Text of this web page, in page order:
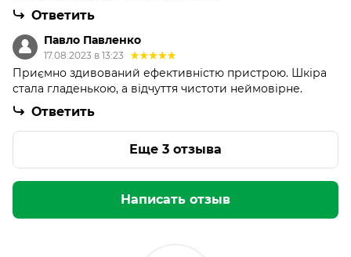
Ответить
Павло Павленко
17.08.2023 в 13:23
Приємно здивований ефективністю пристрою. Шкіра
стала гладенькою, а відчуття чистоти неймовірне.
Ответить
Еще 3 отзыва
Написать отзыв